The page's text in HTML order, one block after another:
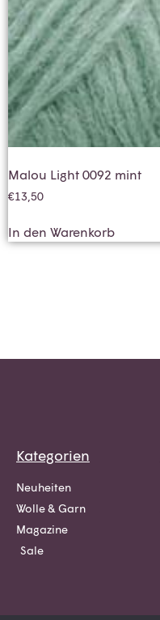
Malou Light 0092 mint
€13,50
In den Warenkorb
Kategorien
Neuheiten
Wolle & Garn
Magazine
Sale